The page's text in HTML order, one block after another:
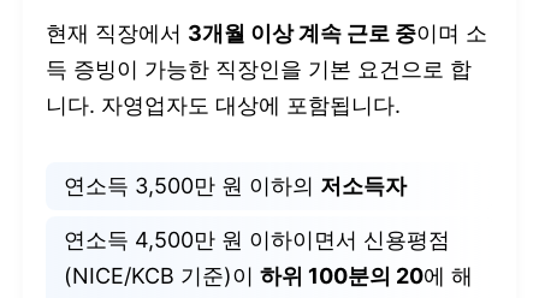
현재 직장에서 3개월 이상 계속 근로 중이며 소
득 증빙이 가능한 직장인을 기본 요건으로 합
니다. 자영업자도 대상에 포함됩니다.
연소득 3,500만 원 이하의 저소득자
연소득 4,500만 원 이하이면서 신용평점
(NICE/KCB 기준)이하위 100분의 20에 해